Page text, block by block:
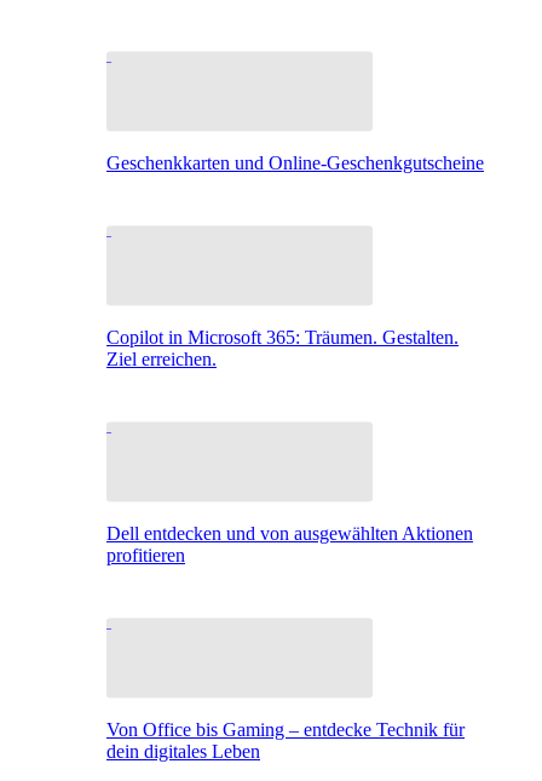
Geschenkkarten und Online-Geschenkgutscheine
Copilot in Microsoft 365: Träumen. Gestalten.
Ziel erreichen.
Dell entdecken und von ausgewählten Aktionen
profitieren
Von Office bis Gaming – entdecke Technik für
dein digitales Leben